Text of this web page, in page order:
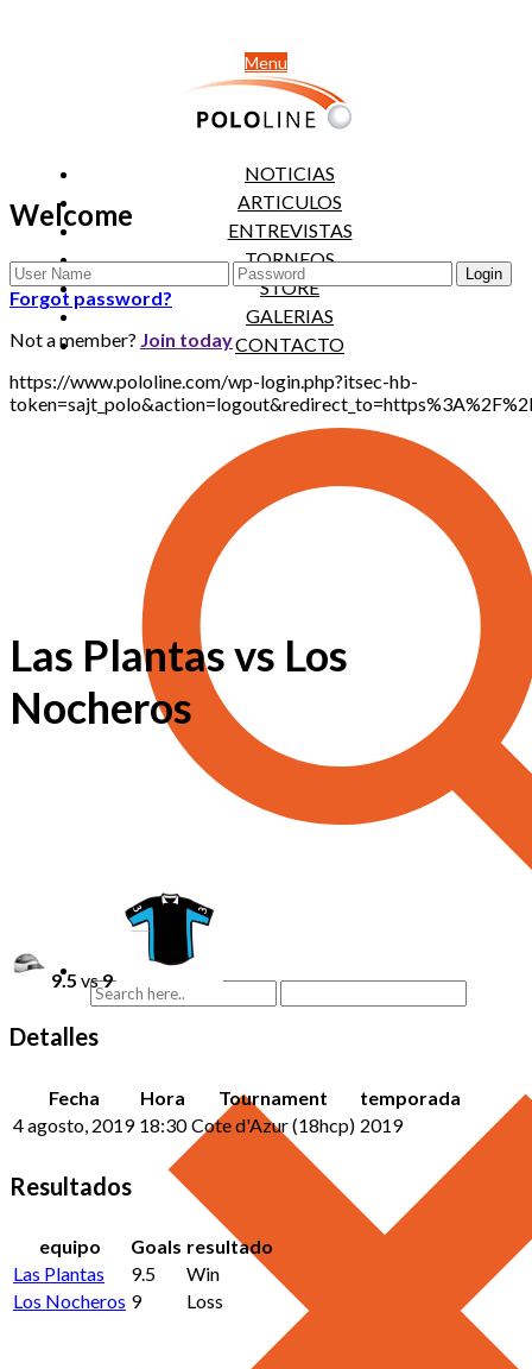
Menu
NOTICIAS
ARTICULOS
ENTREVISTAS
TORNEOS
STORE
GALERIAS
CONTACTO
Welcome
Forgot password?
Not a member? Join today
https://www.pololine.com/wp-login.php?itsec-hb-
Las Plantas vs Los
Nocheros
9.5 vs9
Detalles
Fecha Hora Tournament
temporada
4 agosto, 2019 18:30 Cote d'Azur (18hcp) 2019
Resultados
equipo Goals resultado
Las Plantas
9.5
Win
Los Nocheros 9 Loss